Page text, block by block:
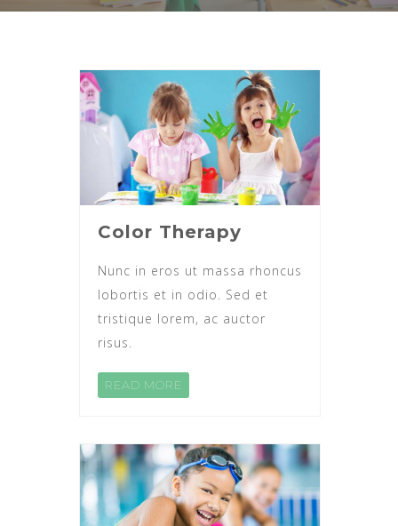
Color Therapy
Nunc in eros ut massa rhoncus
lobortis et in odio. Sed et
tristique lorem, ac auctor
risus.
READ MORE